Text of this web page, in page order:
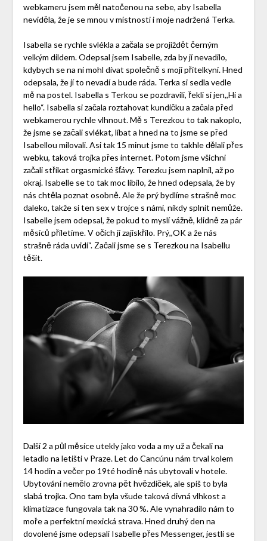
webkameru jsem měl natočenou na sebe, aby Isabella
neviděla, že je se mnou v místnosti i moje nadržená Terka.
Isabella se rychle svlékla a začala se projíždět černým
velkým dildem. Odepsal jsem Isabelle, zda by jí nevadilo,
kdybych se na ni mohl dívat společně s mojí přítelkyní. Hned
odepsala, že jí to nevadí a bude ráda. Terka si sedla vedle
mě na postel. Isabella s Terkou se pozdravili, řekli si jen,,Hi a
hello“. Isabella si začala roztahovat kundičku a začala před
webkamerou rychle vlhnout. Mě s Terezkou to tak nakoplo,
že jsme se začali svlékat, líbat a hned na to jsme se před
Isabellou milovali. Asi tak 15 minut jsme to takhle dělali přes
webku, taková trojka přes internet. Potom jsme všichni
začali stříkat orgasmické šťávy. Terezku jsem naplnil, až po
okraj. Isabelle se to tak moc líbilo, že hned odepsala, že by
nás chtěla poznat osobně. Ale že prý bydlíme strašně moc
daleko, takže si ten sex v trojce s námi, nikdy splnit nemůže.
Isabelle jsem odepsal, že pokud to myslí vážně, klidně za pár
měsíců přiletíme. V očích jí zajiskřilo. Prý,,OK a že nás
strašně ráda uvidí“. Začali jsme se s Terezkou na Isabellu
těšit.
Další 2 a půl měsíce utekly jako voda a my už a čekali na
letadlo na letišti v Praze. Let do Cancúnu nám trval kolem
14 hodin a večer po 19té hodině nás ubytovali v hotele.
Ubytování nemělo zrovna pět hvězdiček, ale spíš to byla
slabá trojka. Ono tam byla všude taková divná vlhkost a
klimatizace fungovala tak na 30 %. Ale vynahradilo nám to
moře a perfektní mexická strava. Hned druhý den na
dovolené jsme odepsali Isabelle přes Messenger, jestli se